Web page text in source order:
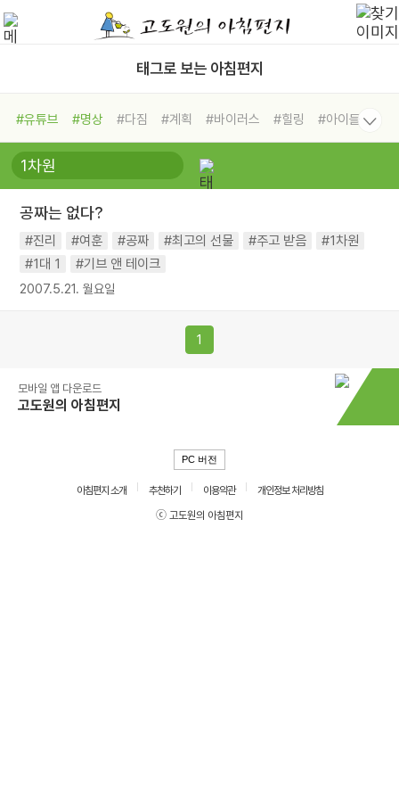
태그로 보는 아침편지
#유튜브 #명상 #다짐 #계획 #바이러스 #힐링
#아이들
#비전캠프
#독서캠프 #삶
#희망
#나눔 #친구 #링컨학교
#독서
#건강
공짜는 없다?
#진리 #여훈 #공짜 #최고의 선물 #주고 받음
#1차원
#1대 1
#기브 앤 테이크
2007.5.21. 월요일
1
모바일 앱 다운로드
고도원의 아침편지
PC 버전
아침편지 소개 추천하기 이용약관
개인정보 처리방침
ⓒ 고도원의 아침편지